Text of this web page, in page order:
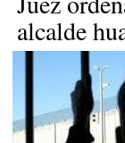
alcalde